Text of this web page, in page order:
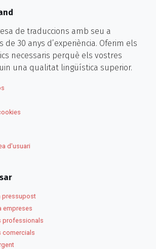
de traduccions amb seu a
de 30 anys d’experiència. Oferim els
necessaris perquè els vostres
una qualitat lingüística superior.
d'usuari
pressupost
empreses
professionals
comercials